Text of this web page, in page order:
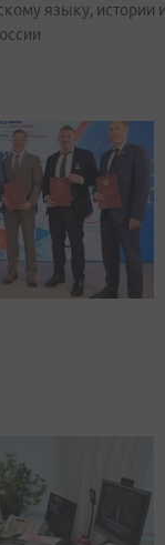
языку, истории